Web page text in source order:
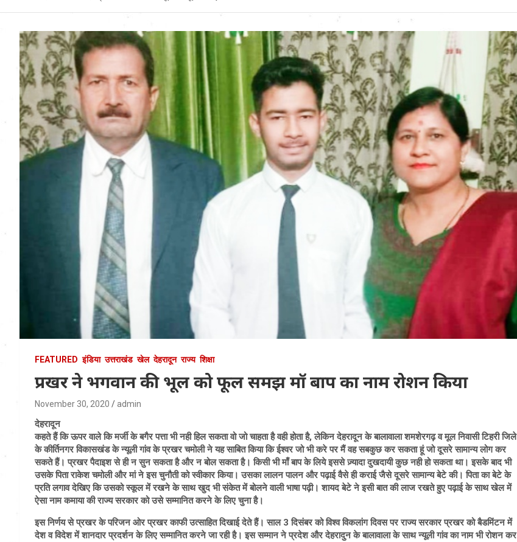
Uttarakhand News in
Hindi
FEATURED इंडिया उत्तराखंड खेल देहरादून राज्य शिक्षा
प्रखर ने भगवान की भूल को फूल समझ मॉ बाप का नाम रोशन किया
November 30, 2020 admin
देहरादून
कहते हैं कि ऊपर वाले कि मर्जी के बगैर पत्ता भी नही हिल सकता वो जो चाहता है वही होता है, लेकिन देहरादून के बालावाला शमशेरगढ़ व मूल निवासी टिहरी जिले
के कीर्तिनगर विकासखंड के न्यूली गांव के प्रखर चमोली ने यह साबित किया कि ईश्वर जो भी करे पर मैं वह सबकुछ कर सकता हूं जो दूसरे सामान्य लोग कर
सकते हैं। प्रखर पैदाइश से ही न सुन सकता है और न बोल सकता है। किसी भी माँ बाप के लिये इससे ज़्यादा दुखदायी कुछ नही हो सकता था। इसके बाद भी
उसके पिता राकेश चमोली और मां ने इस चुनौती को स्वीकार किया। उसका लालन पालन और पढ़ाई वैसे ही कराई जैसे दूसरे सामान्य बेटे की। पिता का बेटे के
प्रति लगाव देखिए कि उसको स्कूल में रखने के साथ खुद भी संकेत में बोलने वाली भाषा पढ़ी। शायद बेटे ने इसी बात की लाज रखते हुए पढ़ाई के साथ खेल में
ऐसा नाम कमाया की राज्य सरकार को उसे सम्मानित करने के लिए चुना है।
इस निर्णय से प्रखर के परिजन ओर प्रखर काफी उत्साहित दिखाई देते हैं। साल 3 दिसंबर को विश्व विकलांग दिवस पर राज्य सरकार प्रखर को बैडमिंटन में
देश व विदेश में शानदार प्रदर्शन के लिए सम्मानित करने जा रही है। इस सम्मान ने प्रदेश और देहरादुन के बालावाला के साथ न्यूली गांव का नाम भी रोशन कर